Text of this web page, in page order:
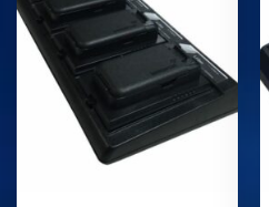
vệ tinh